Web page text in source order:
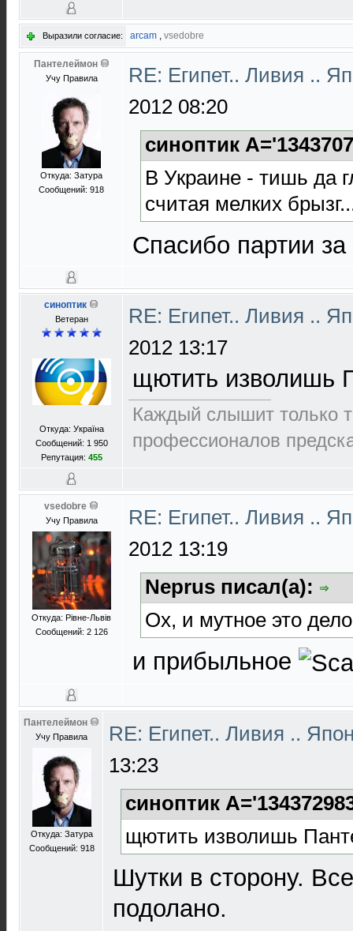
Выразили согласие: arcam , vsedobre
Пантелеймон
Учу Правила
Откуда: Затура
Сообщений: 918
RE: Египет.. Ливия ..
2012 08:20
синоптик
В Украине - тишь да
считая мелких
Спасибо партии
синоптик
Ветеран
Откуда: Україна
Сообщений: 1 950
Репутация: 455
RE: Египет.. Ливия ..
2012 13:17
щютить изволишь
Каждый слышит только
пpофеccионалов
vsedobre
Учу Правила
Откуда: Рівне-Львів
Сообщений: 2 126
RE: Египет.. Ливия ..
2012 13:19
Neprus писал(а):
Ох, и мутное это
и прибыльное
Пантелеймон
Учу Правила
Откуда: Затура
Сообщений: 918
RE: Египет.. Ливия ..
13:23
синоптик
щютить изволишь
Шутки в сторону.
подолано.